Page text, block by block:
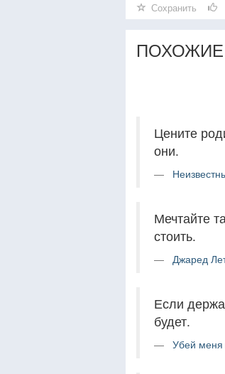
Сохранить
Цените
они.
Мечтайте
стоить.
Джаред
Если
будет.
Убей меня